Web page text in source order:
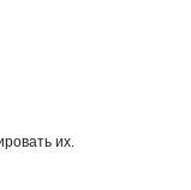
их.